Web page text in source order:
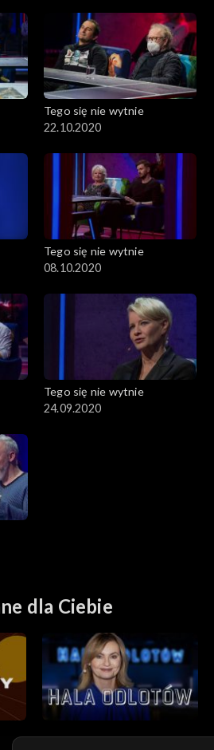
Tego się nie wytnie
22.10.2020
Tego się nie wytnie
08.10.2020
Tego się nie wytnie
24.09.2020
dla Ciebie